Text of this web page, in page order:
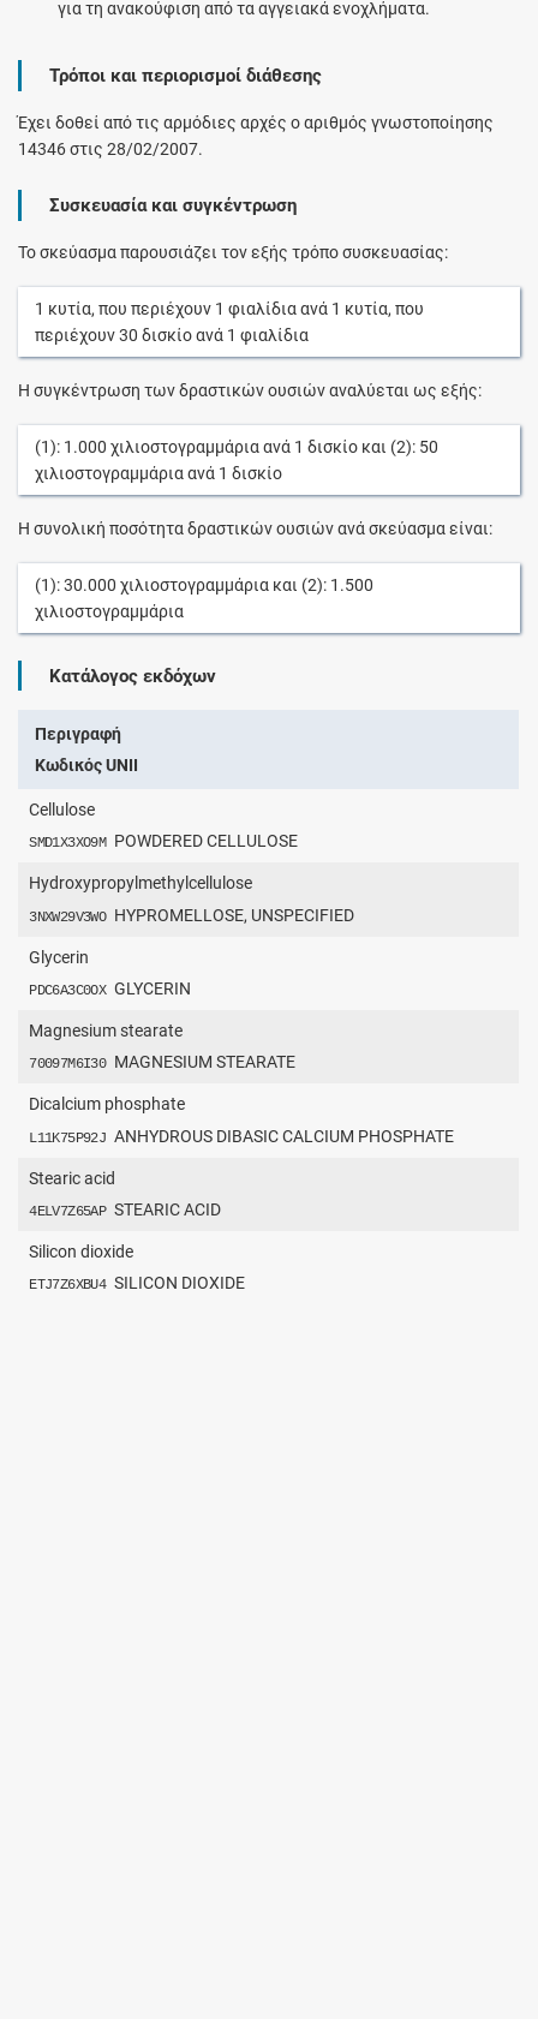
για τη ανακούφιση από τα αγγειακά ενοχλήματα.
Τρόποι και περιορισμοί διάθεσης
Έχει δοθεί από τις αρμόδιες αρχές ο αριθμός γνωστοποίησης
14346 στις 28/02/2007.
Συσκευασία και συγκέντρωση
Το σκεύασμα παρουσιάζει τον εξής τρόπο συσκευασίας:
1 κυτία, που περιέχουν 1 φιαλίδιαανά 1 κυτία, που
περιέχουν30 δισκίοανά 1 φιαλίδια
Η συγκέντρωση των δραστικών ουσιών αναλύεται ως εξής:
(1): 1.000 χιλιοστογραμμάριαανά 1 δισκίο και (2): 50
χιλιοστογραμμάριαανά 1 δισκίο
Η συνολική ποσότητα δραστικών ουσιών ανά σκεύασμα είναι:
(1):30.000 χιλιοστογραμμάρια και (2): 1.500
χιλιοστογραμμάρια
Κατάλογος εκδόχων
Περιγραφή
Κωδικός UNII
Cellulose
SMD1X3XO9M POWDERED CELLULOSE
Hydroxypropylmethylcellulose
3NXW29V3WO HYPROMELLOSE, UNSPECIFIED
Glycerin
PDC6A3C0OX GLYCERIN
Magnesium stearate
70097M6I30 MAGNESIUM STEARATE
Dicalcium phosphate
L11K75P92J ANHYDROUS DIBASIC CALCIUM PHOSPHATE
Stearic acid
4ELV7Z65AP STEARIC ACID
Silicon dioxide
ETJ7Z6XBU4 SILICON DIOXIDE